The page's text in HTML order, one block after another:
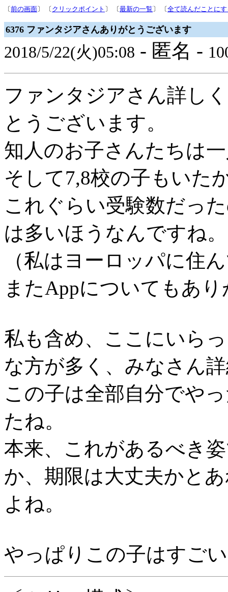
〔前の画面〕 〔 クリックポイント 〕 〔最新の一覧 〕 〔全て読んだことに
6376 ファンタジアさんありがとうございます
2018/5/22(火)05:08 - 匿名 -
ファンタジアさん詳し
とうございます。
知人のお子さんたちは
そして7,8校の子もいた
これぐらい受験数だっ
は多いほうなんですね。
（私はヨーロッパに住
またAppについてもあ
私も含め、ここにいら
な方が多く、みなさん
この子は全部自分でや
たね。
本来、これがあるべき
か、期限は大丈夫かと
よね。
やっぱりこの子はすご